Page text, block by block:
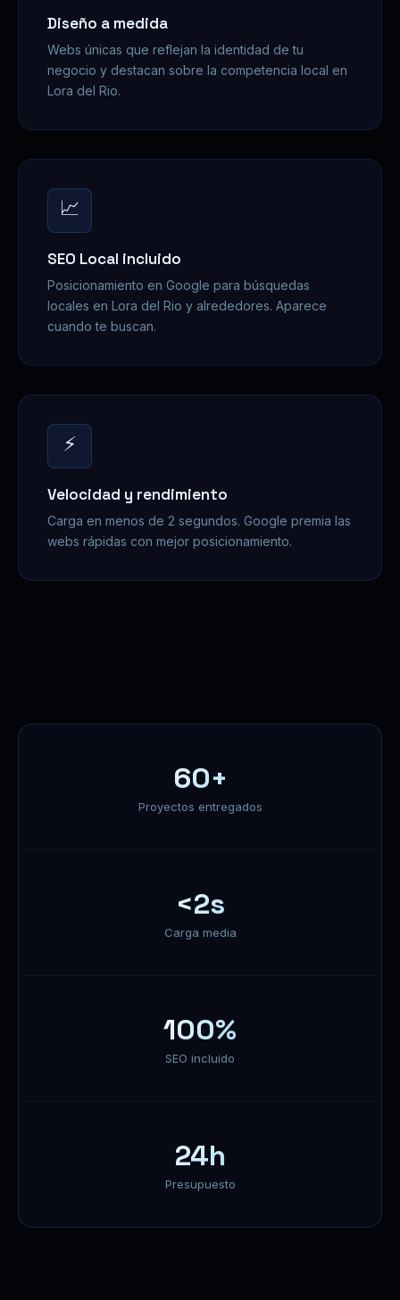
Diseño a medida
Webs únicas que reflejan la identidad de tu
negocio y destacan sobre la competencia local en
Lora del Rio.
📈
SEO Local incluido
Posicionamiento en Google para búsquedas
locales en Lora del Rio y alrededores. Aparece
cuando te buscan.
⚡
Velocidad y rendimiento
Carga en menos de 2 segundos. Google premia las
webs rápidas con mejor posicionamiento.
60+
Proyectos entregados
<2s
Carga media
100%
SEO incluido
24h
Presupuesto